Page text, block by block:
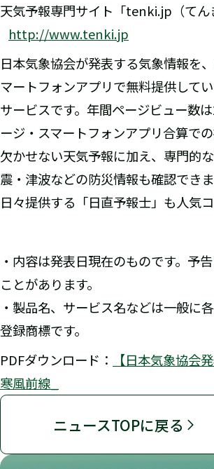
天気予報専門サイト「tenki.jp（てん
http://www.tenki.jp
日本気象協会が発表する気象情報を
マートフォンアプリで無料提供して
サービスです。年間ページビュー数
ージ・スマートフォンアプリ合算で
欠かせない天気予報に加え、専門的
震・津波などの防災情報も確認でき
日々提供する「日直予報士」も人気コ
・内容は発表日現在のものです。予
ことがあります。
・製品名、サービス名などは一般に
登録商標です。
PDFダウンロード：
【日本気象協会
寒風前線_
ニュースTOPに戻る